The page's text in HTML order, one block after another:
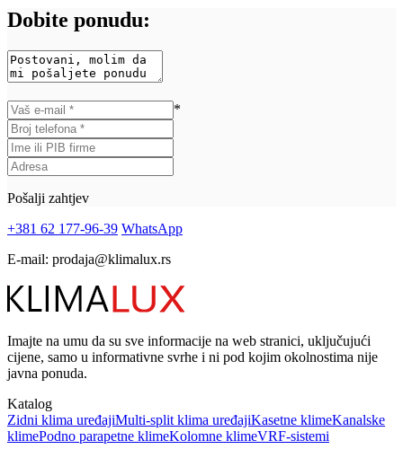
Dobite ponudu:
*
Pošalji zahtjev
+381 62 177-96-39 WhatsApp
E-mail: prodaja@klimalux.rs
Imajte na umu da su sve informacije na web stranici, uključujući
cijene, samo u informativne svrhe i ni pod kojim okolnostima nije
javna ponuda.
Katalog
Zidni klima uređajiMulti-split klima uređajiKasetne klimeKanalske
klimePodno parapetne klimeKolomne klimeVRF-sistemi